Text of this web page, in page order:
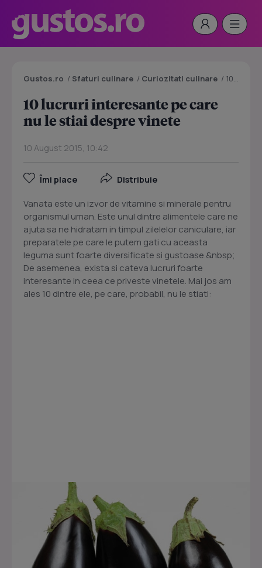
Gustos.ro / Sfaturi culinare / Curiozitati culinare / 10 lucruri interesante pe care nu le stiai despre vinete
10 lucruri interesante pe care
nu le stiai despre vinete
10 August 2015, 10:42
Îmi place Distribuie
Vanata este un izvor de vitamine si minerale pentru
organismul uman. Este unul dintre alimentele care ne
ajuta sa ne hidratam in timpul zilelelor caniculare, iar
preparatele pe care le putem gati cu aceasta
leguma sunt foarte diversificate si gustoase.&nbsp;
De asemenea, exista si cateva lucruri foarte
interesante in ceea ce priveste vinetele. Mai jos am
ales 10 dintre ele, pe care, probabil, nu le stiati: